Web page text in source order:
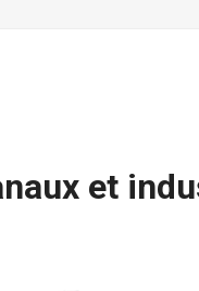
et